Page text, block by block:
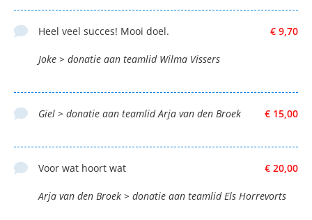
€ 9,70
Heel veel succes! Mooi doel.
Joke > donatie aan teamlid Wilma Vissers
€ 15,00
Giel > donatie aan teamlid Arja van den Broek
€ 20,00
Voor wat hoort wat
Arja van den Broek > donatie aan teamlid Els Horrevorts